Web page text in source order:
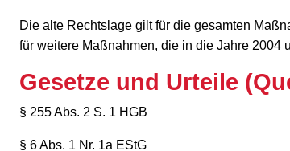
Die alte Rechtslage gilt für die gesamten
für weitere Maßnahmen, die in die Jahre 2004
Gesetze und Urteile
§ 255 Abs. 2 S. 1 HGB
§ 6 Abs. 1 Nr. 1a EStG